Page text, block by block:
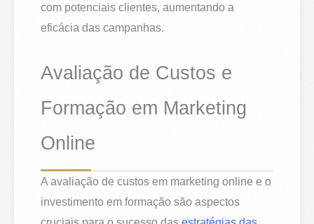
com potenciais clientes, aumentando a
eficácia das campanhas.
Avaliação de Custos e
Formação em Marketing
Online
A avaliação de custos em marketing online e o
investimento em formação são aspectos